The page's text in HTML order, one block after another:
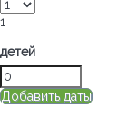
1
детей
Добавить даты